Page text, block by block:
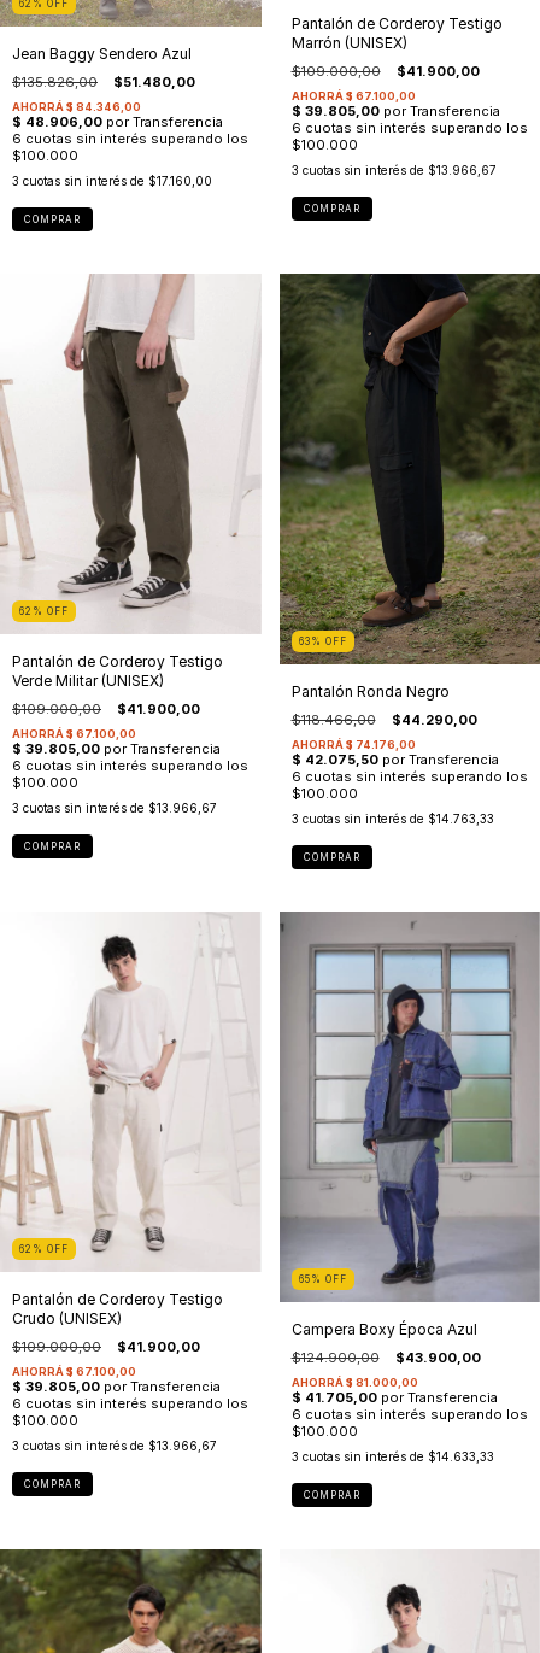
62 % OFF
Jean Baggy Sendero Azul
$135.826,00 $51.480,00
3 cuotas sin interés de $17.160,00
COMPRAR
Pantalón de Corderoy Testigo
Marrón (UNISEX)
$109.000,00 $41.900,00
3 cuotas sin interés de $13.966,67
COMPRAR
62 % OFF
Pantalón de Corderoy Testigo
Verde Militar (UNISEX)
$109.000,00 $41.900,00
3 cuotas sin interés de $13.966,67
COMPRAR
63 % OFF
Pantalón Ronda Negro
$118.466,00 $44.290,00
3 cuotas sin interés de $14.763,33
COMPRAR
62 % OFF
Pantalón de Corderoy Testigo
Crudo (UNISEX)
$109.000,00 $41.900,00
3 cuotas sin interés de $13.966,67
COMPRAR
65 % OFF
Campera Boxy Época Azul
$124.900,00 $43.900,00
3 cuotas sin interés de $14.633,33
COMPRAR